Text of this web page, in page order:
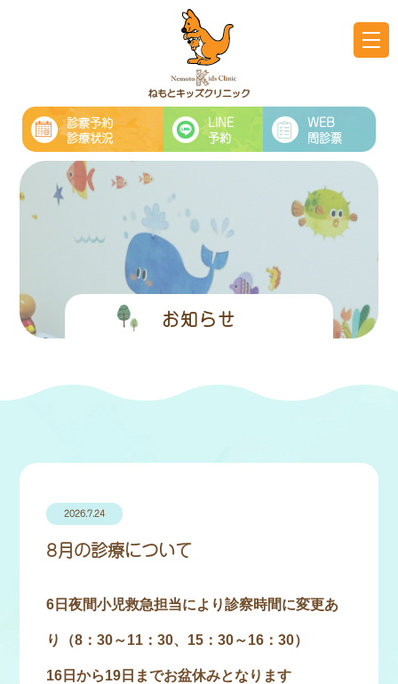
診察予約
診療状況
LINE
予約
WEB
問診票
お知らせ
2026.7.24
8月の診療について
6日夜間小児救急担当により診察時間に変更あ
り（8：30～11：30、15：30～16：30）
16日から19日までお盆休みとなります